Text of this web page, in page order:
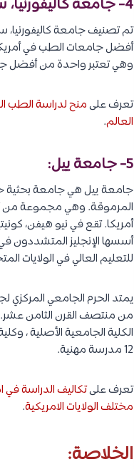
4- جامعة كاليفورنيا، سان فرانسيسكو:
تم تصنيف جامعة كاليفورنيا،
وهي تعتبر واحدة من أفضل
تعرف علىمنح لدراسة الطب
العالم.
5- جامعة ييل:
المرموقة. وهي مجموعة من
أمريكا. تقع في نيو هيفن،
للتعليم العالي في الولايات
الكلية الجامعية الأصلية ،
12 مدرسة مهنية.
تعرف علىتكاليف الدراسة في
مختلف الولايات الامريكية.
الخلاصة: